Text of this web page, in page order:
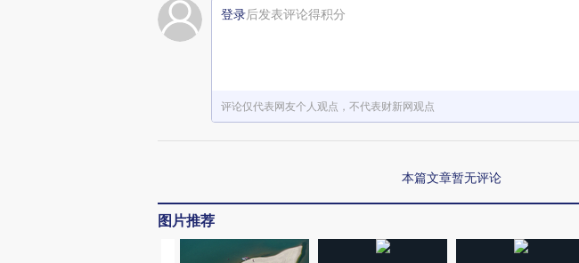
登录后发表评论得积分
评论仅代表网友个人观点，不代表财新网观点
本篇文章暂无评论
图片推荐